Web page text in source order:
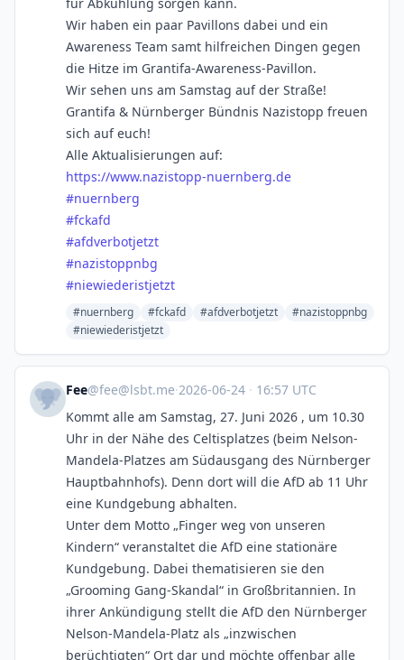
Wir haben ein paar Pavillons dabei und ein
Awareness Team samt hilfreichen Dingen gegen
die Hitze im Grantifa-Awareness-Pavillon.
Wir sehen uns am Samstag auf der Straße!
Grantifa & Nürnberger Bündnis Nazistopp freuen
sich auf euch!
Alle Aktualisierungen auf:
https://www.nazistopp-nuernberg.de
#nuernberg
#fckafd
#afdverbotjetzt
#nazistoppnbg
#niewiederistjetzt
#nuernberg #fckafd #afdverbotjetzt
#nazistoppnbg
#niewiederistjetzt
Fee@fee@lsbt.me·2026-06-24 · 16:57 UTC
Kommt alle am Samstag, 27. Juni 2026 , um 10.30
Uhr in der Nähe des Celtisplatzes (beim Nelson-
Mandela-Platzes am Südausgang des Nürnberger
Hauptbahnhofs). Denn dort will die AfD ab 11 Uhr
eine Kundgebung abhalten.
Unter dem Motto „Finger weg von unseren
Kindern“ veranstaltet die AfD eine stationäre
Kundgebung. Dabei thematisieren sie den
„Grooming Gang-Skandal“ in Großbritannien. In
ihrer Ankündigung stellt die AfD den Nürnberger
Nelson-Mandela-Platz als „inzwischen
berüchtigten“ Ort dar und möchte offenbar alle